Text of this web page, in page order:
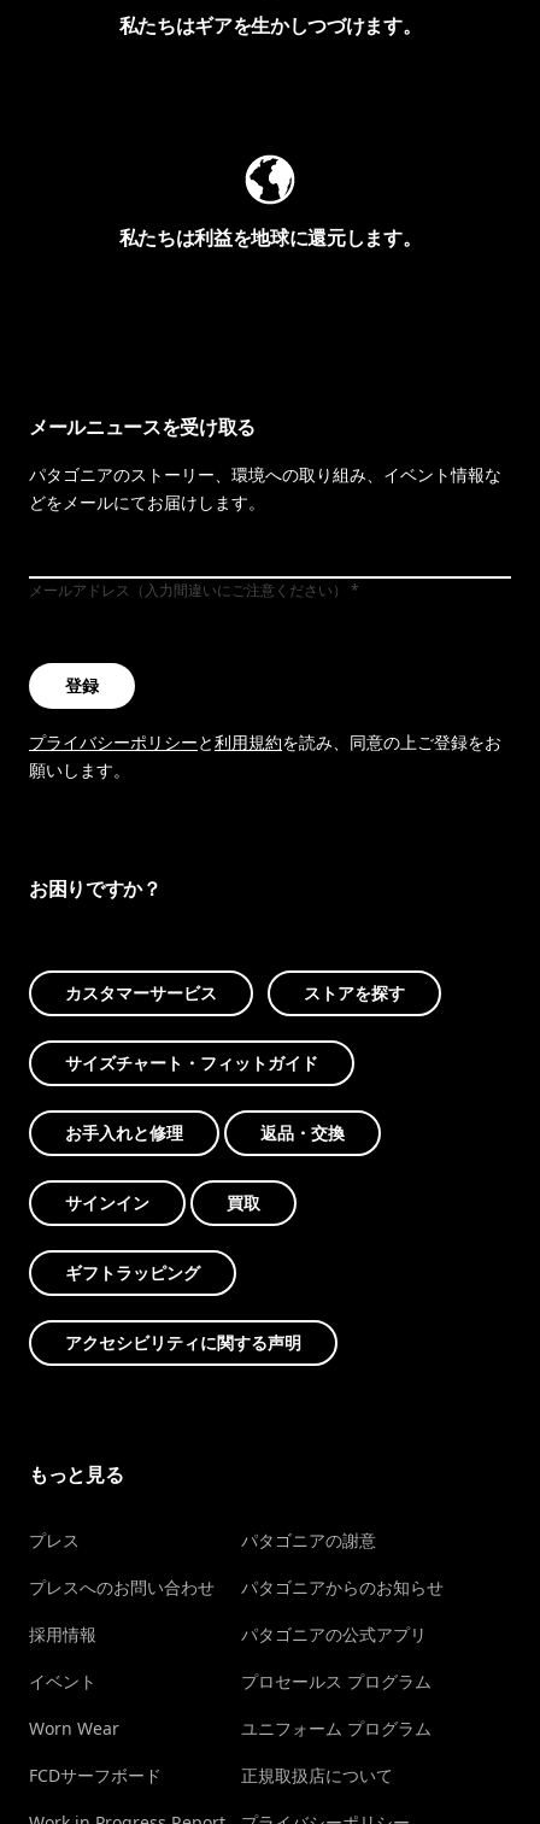
私たちはギアを生かしつづけます。
私たちは利益を地球に還元します。
メールニュースを受け取る
パタゴニアのストーリー、環境への取り組み、イベント情報な
どをメールにてお届けします。
メールアドレス（入力間違いにご注意ください）
登録
プライバシーポリシーと利用規約を読み、同意の上ご登録をお
願いします。
お困りですか？
カスタマーサービス ストアを探す
サイズチャート・フィットガイド
お手入れと修理 返品・交換
サインイン 買取
ギフトラッピング
アクセシビリティに関する声明
もっと見る
プレス
プレスへのお問い合わせ
採用情報
イベント
Worn Wear
FCDサーフボード
パタゴニアの謝意
パタゴニアからのお知らせ
パタゴニアの公式アプリ
プロセールス プログラム
ユニフォーム プログラム
正規取扱店について